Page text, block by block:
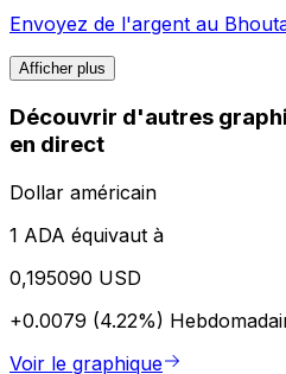
Envoyez de l'argent au
Afficher plus
Découvrir d'autres
en direct
Dollar américain
1 ADA équivaut à
0,195090 USD
+0.0079 (4.22%)
Voir le graphique